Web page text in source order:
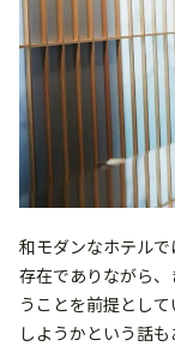
和モダンなホテル
存在でありながら
うことを前提とし
しようかという話